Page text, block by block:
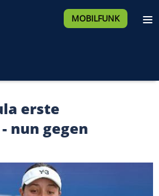
MOBILFUNK
erste
nun gegen